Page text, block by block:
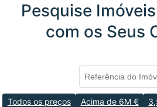
Pesquise
com os Seus
Todos os preços Acima de 6M €